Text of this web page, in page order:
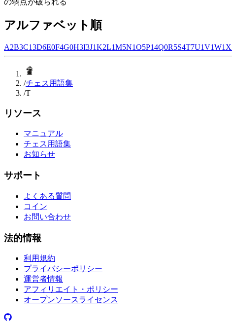
の弱点が破られる
アルファベット順
A2B3C13D6E0F4G0H3I3J1K2L1M5N1O5P14Q0R5S4T7U1V1W1 X
/チェス用語集
/T
リソース
マニュアル
チェス用語集
お知らせ
サポート
よくある質問
コイン
お問い合わせ
法的情報
利用規約
プライバシーポリシー
運営者情報
アフィリエイト・ポリシー
オープンソースライセンス